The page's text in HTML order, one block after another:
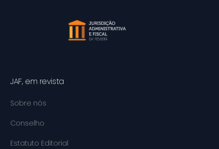
JAF, em revista
Sobre nós
Conselho
Estatuto Editorial